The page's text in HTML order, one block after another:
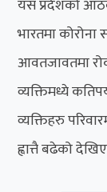
यस प्रदेशको
भारतमा
आवतजावतमा
व्यक्तिमध्ये
व्यक्तिहरु
ह्वात्तै बढेको